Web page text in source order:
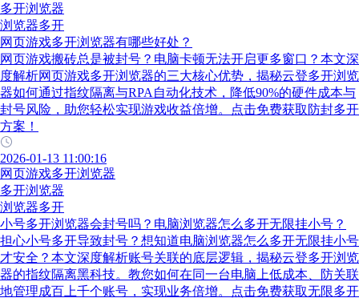
多开浏览器
浏览器多开
网页游戏多开浏览器有哪些好处？
网页游戏搬砖总是被封号？电脑卡顿无法开启更多窗口？本文深
度解析网页游戏多开浏览器的三大核心优势，揭秘云登多开浏览
器如何通过指纹隔离与RPA自动化技术，降低90%的硬件成本与
封号风险，助您轻松实现游戏收益倍增。点击免费获取防封多开
方案！
2026-01-13 11:00:16
网页游戏多开浏览器
多开浏览器
浏览器多开
小号多开浏览器会封号吗？电脑浏览器怎么多开无限挂小号？
担心小号多开导致封号？想知道电脑浏览器怎么多开无限挂小号
才安全？本文深度解析账号关联的底层逻辑，揭秘云登多开浏览
器的指纹隔离黑科技。教您如何在同一台电脑上低成本、防关联
地管理成百上千个账号，实现业务倍增。点击免费获取无限多开